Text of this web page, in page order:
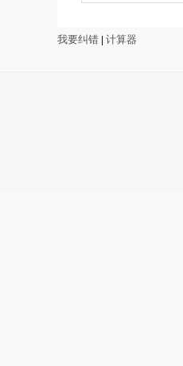
我要纠错 计算器